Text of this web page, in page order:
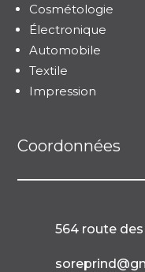
Cosmétologie
Électronique
Automobile
Textile
Impression
Coordonnées
564 route des